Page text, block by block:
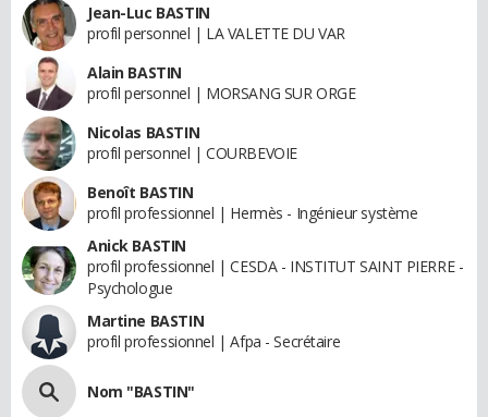
Jean-Luc BASTIN
profil personnel | LA VALETTE DU VAR
Alain BASTIN
profil personnel | MORSANG SUR ORGE
Nicolas BASTIN
profil personnel | COURBEVOIE
Benoît BASTIN
profil professionnel | Hermès - Ingénieur système
Anick BASTIN
profil professionnel | CESDA - INSTITUT SAINT PIERRE -
Psychologue
Martine BASTIN
profil professionnel | Afpa - Secrétaire
Nom "BASTIN"